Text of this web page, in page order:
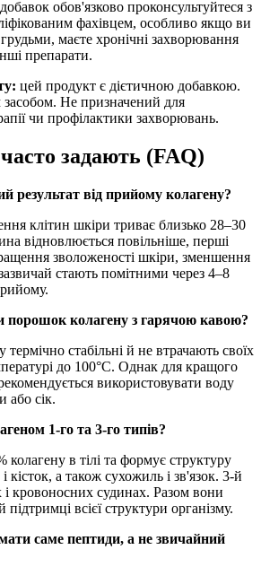
обов'язково проконсультуйтеся з
фахівцем, особливо якщо ви
грудьми, маєте хронічні захворювання
препарати.
цей продукт є дієтичною добавкою.
Не призначений для
чи профілактики захворювань.
задають (FAQ)
результат від прийому колагену?
клітин шкіри триває близько 28–30
відновлюється повільніше, перші
зволоженості шкіри, зменшення
стають помітними через 4–8
колагену з гарячою кавою?
стабільні й не втрачають своїх
до 100°C. Однак для кращого
використовувати воду
або сік.
1-го та 3-го типів?
колагену в тілі та формує структуру
кісток, а також сухожиль і зв'язок. 3-й
і кровоносних судинах. Разом вони
всієї структури організму.
саме пептиди, а не звичайний